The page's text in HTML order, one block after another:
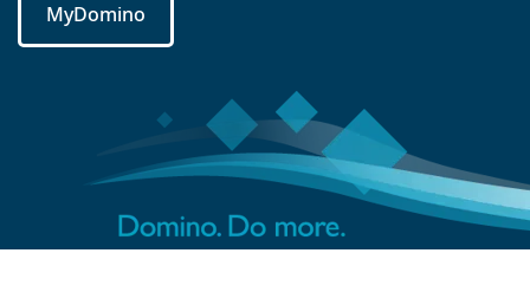
MyDomino